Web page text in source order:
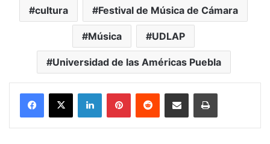
cultura Festival de Música de Cámara
Música UDLAP
Universidad de las Américas Puebla
LinkedInPinterestReddit Share via Email Print